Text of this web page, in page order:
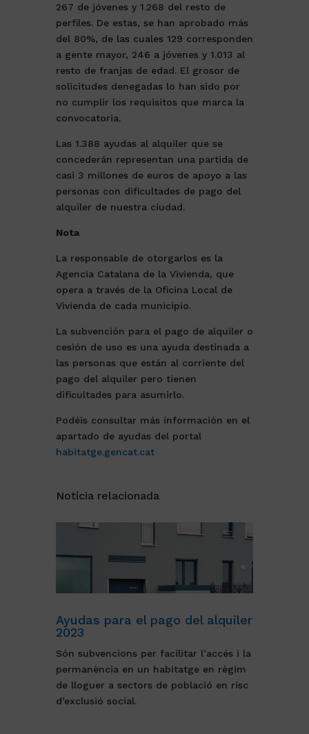
267 de jóvenes y 1.268 del resto de
perfiles. De estas, se han aprobado más
del 80%, de las cuales 129 corresponden
a gente mayor, 246 a jóvenes y 1.013 al
resto de franjas de edad. El grosor de
solicitudes denegadas lo han sido por
no cumplir los requisitos que marca la
convocatoria.
Las 1.388 ayudas al alquiler que se
concederán representan una partida de
casi 3 millones de euros de apoyo a las
personas con dificultades de pago del
alquiler de nuestra ciudad.
Nota
La responsable de otorgarlos es la
Agencia Catalana de la Vivienda, que
opera a través de la Oficina Local de
Vivienda de cada municipio.
La subvención para el pago de alquiler o
cesión de uso es una ayuda destinada a
las personas que están al corriente del
pago del alquiler pero tienen
dificultades para asumirlo.
Podéis consultar más información en el
apartado de ayudas del portal
habitatge.gencat.cat
Notícia relacionada
Ayudas para el pago del alquiler
2023
Són subvencions per facilitar l’accés i la
permanència en un habitatge en règim
de lloguer a sectors de població en risc
d’exclusió social.